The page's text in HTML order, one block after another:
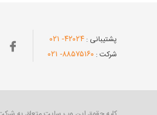
پشتیبانی : ۴۲۰۲۴- ۰۲۱
شرکت : ۸۸۵۷۵۱۶۰- ۰۲۱